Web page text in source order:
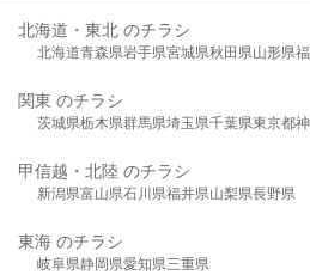
北海道・東北 のチラシ
北海道青森県岩手県宮城県秋田県山形県
関東 のチラシ
茨城県栃木県群馬県埼玉県千葉県東京都
甲信越・北陸 のチラシ
新潟県富山県石川県福井県山梨県長野県
東海 のチラシ
岐阜県静岡県愛知県三重県